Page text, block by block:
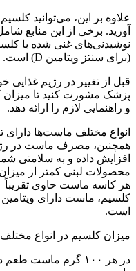
علاوه بر این، می‌توانید
آورید. برخی از این منابع
نوشیدنی‌های غنی شده با
(برای سنتز ویتامین D) است.
قبل از تغییر در رژیم غذایی
پزشک مشورت کنید تا میزان
و راهنمایی لازم را ارائه دهد.
انواع مختلف ماست‌ها
همچنین، مصرف ماست در
افزایش داده و به سلامتی
محصولات لبنی کمتر از
است.
میزان کلسیم در انواع